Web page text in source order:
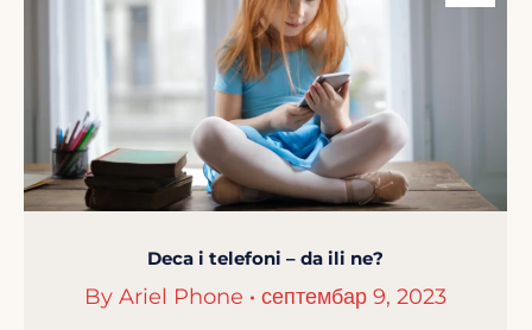
Deca i telefoni – da ili ne?
By Ariel Phone
септембар 9, 2023